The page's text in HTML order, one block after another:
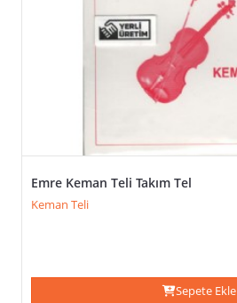
Emre Keman Teli Takım Tel
Keman Teli
Sepete Ekle